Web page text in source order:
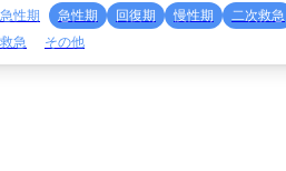
性期 急性期 回復期 慢性期
二次救急
急
その他